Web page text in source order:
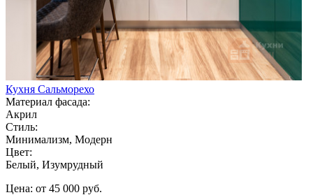
Кухня Сальморехо
Материал фасада:
Акрил
Стиль:
Минимализм, Модерн
Цвет:
Белый, Изумрудный
Цена: от 45 000 руб.